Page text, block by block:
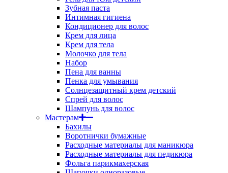
Зубная паста
Интимная гигиена
Кондиционер для волос
Крем для лица
Крем для тела
Молочко для тела
Набор
Пена для ванны
Пенка для умывания
Солнцезащитный крем детский
Спрей для волос
Шампунь для волос
Мастерам
Бахилы
Воротнички бумажные
Расходные материалы для маникюра
Расходные материалы для педикюра
Фольга парикмахерская